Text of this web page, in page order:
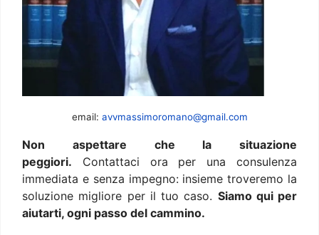
email: avvmassimoromano@gmail.com
Non aspettare che la situazione
peggiori. Contattaci ora per una consulenza
immediata e senza impegno: insieme troveremo la
soluzione migliore per il tuo caso. Siamo qui per
aiutarti, ogni passo del cammino.